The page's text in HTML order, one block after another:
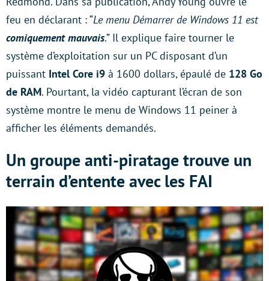
feu en déclarant : “Le menu Démarrer de Windows 11 est
comiquement mauvais.” Il explique faire tourner le
système d’exploitation sur un PC disposant d’un
puissant Intel Core i9 à 1600 dollars, épaulé de 128 Go
de RAM. Pourtant, la vidéo capturant l’écran de son
système montre le menu de Windows 11 peiner à
afficher les éléments demandés.
Un groupe anti-piratage trouve un
terrain d’entente avec les FAI